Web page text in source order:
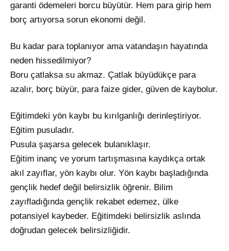
garanti ödemeleri borcu büyütür. Hem para girip hem
borç artıyorsa sorun ekonomi değil.
Bu kadar para toplanıyor ama vatandaşın hayatında
neden hissedilmiyor?
Boru çatlaksa su akmaz. Çatlak büyüdükçe para
azalır, borç büyür, para faize gider, güven de kaybolur.
Eğitimdeki yön kaybı bu kırılganlığı derinleştiriyor.
Eğitim pusuladır.
Pusula şaşarsa gelecek bulanıklaşır.
Eğitim inanç ve yorum tartışmasına kaydıkça ortak
akıl zayıflar, yön kaybı olur. Yön kaybı başladığında
gençlik hedef değil belirsizlik öğrenir. Bilim
zayıfladığında gençlik rekabet edemez, ülke
potansiyel kaybeder. Eğitimdeki belirsizlik aslında
doğrudan gelecek belirsizliğidir.